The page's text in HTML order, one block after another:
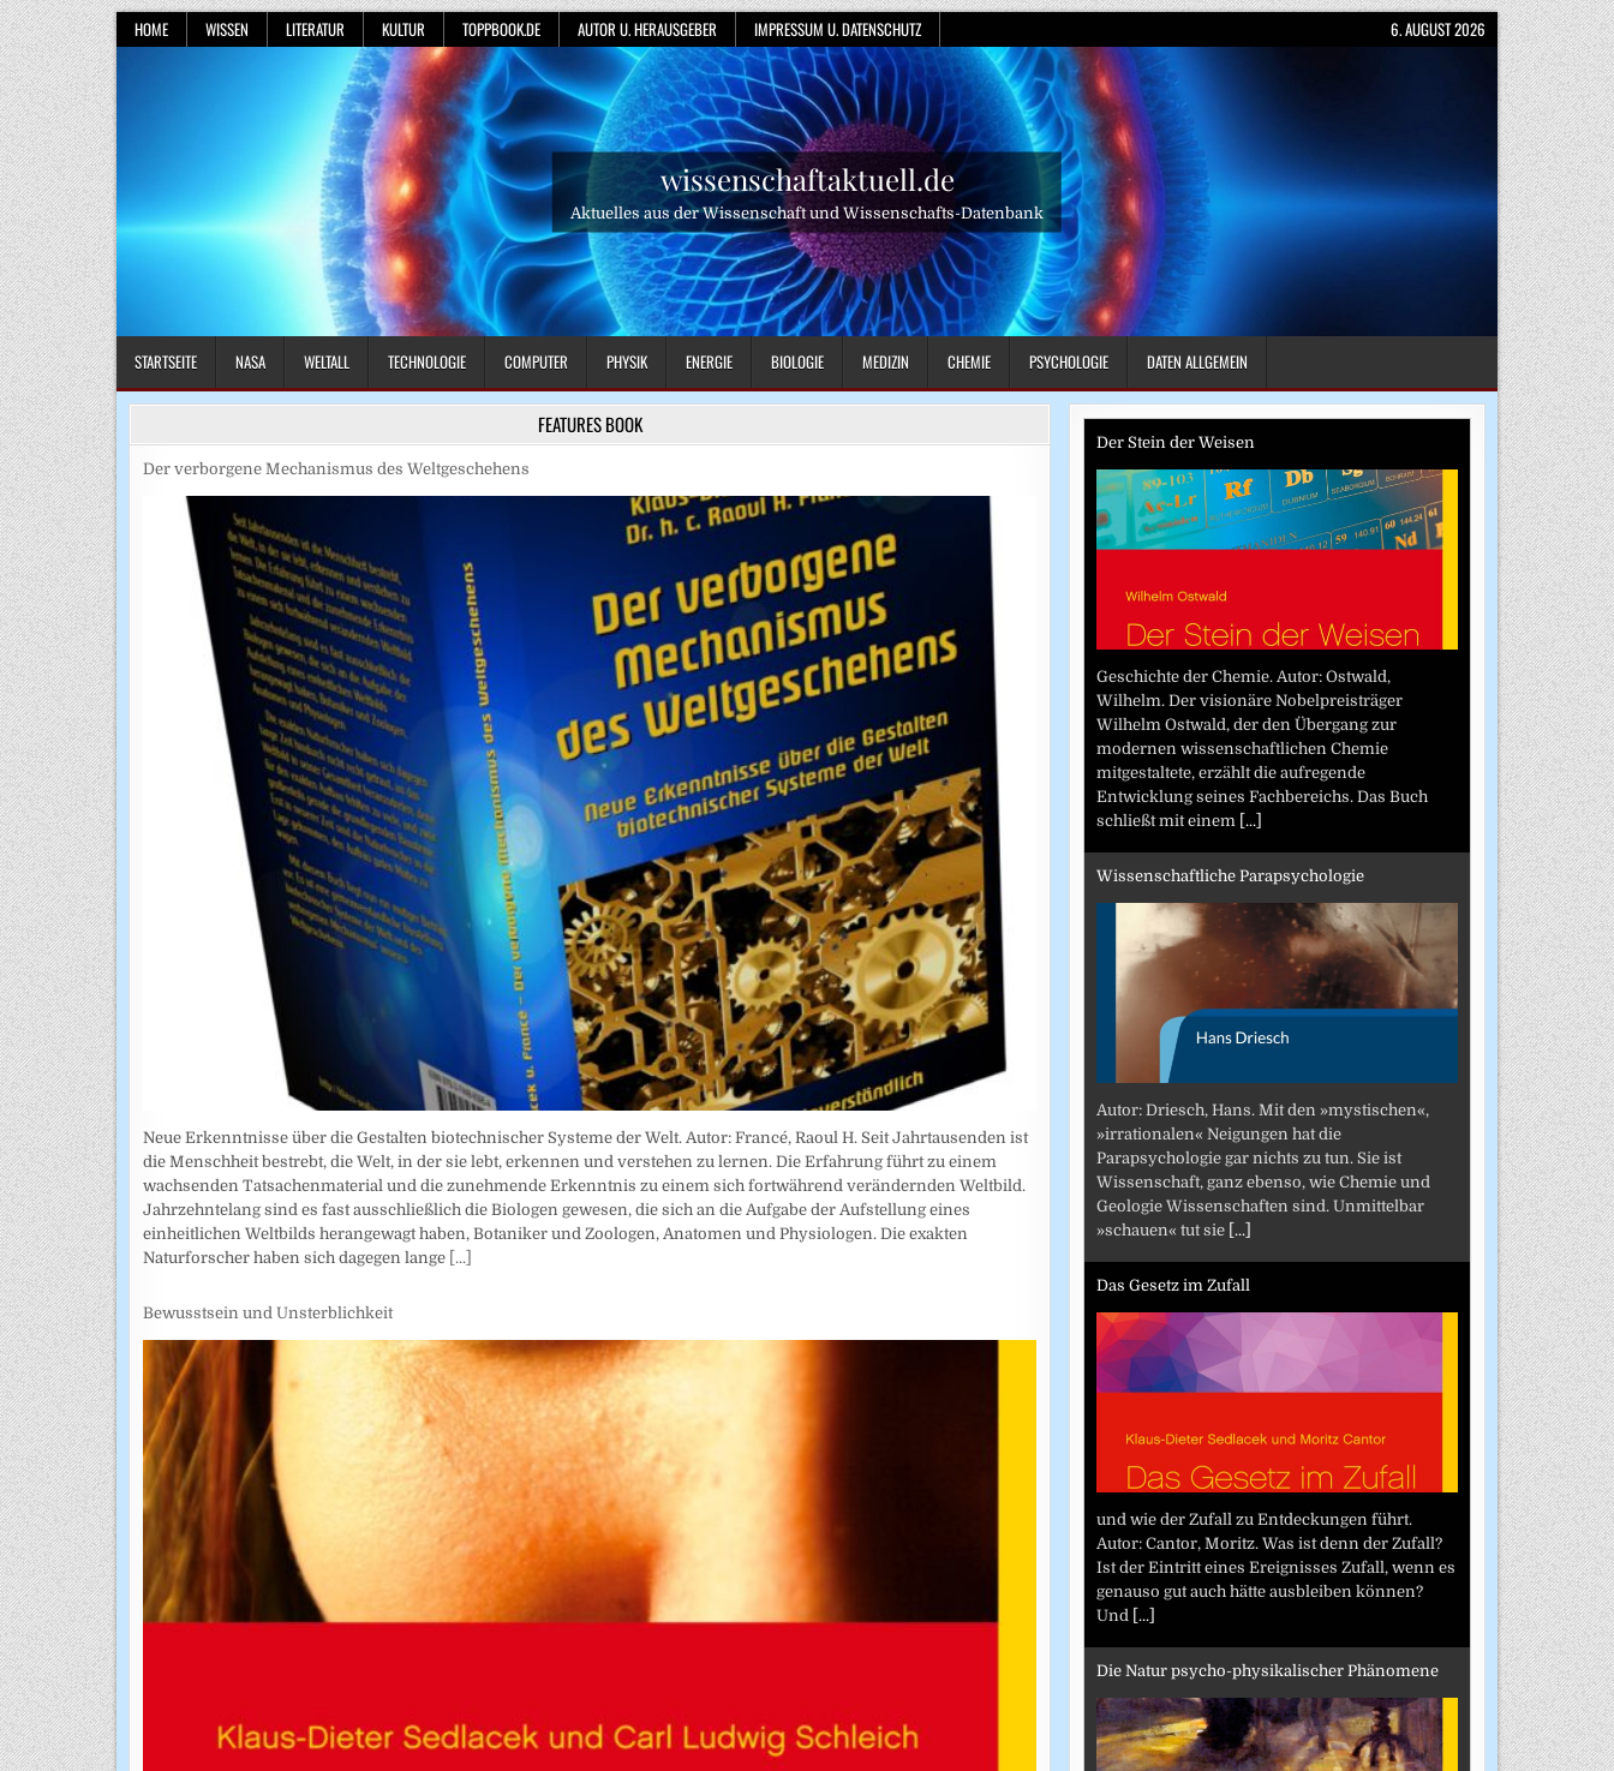
Skip
to
content
HOME WISSEN LITERATUR KULTUR TOPPBOOK.DE AUTOR U. HERAUSGEBER IMPRESSUM U. DATENSCHUTZ 6. AUGUST 2026
wissenschaftaktuell.de
Aktuelles aus der Wissenschaft und Wissenschafts-Datenbank
STARTSEITE NASA WELTALL TECHNOLOGIE COMPUTER PHYSIK ENERGIE BIOLOGIE MEDIZIN CHEMIE PSYCHOLOGIE DATEN ALLGEMEIN
FEATURES BOOK
Der verborgene Mechanismus des Weltgeschehens
Neue Erkenntnisse über die Gestalten biotechnischer Systeme der Welt. Autor: Francé, Raoul H. Seit Jahrtausenden ist
die Menschheit bestrebt, die Welt, in der sie lebt, erkennen und verstehen zu lernen. Die Erfahrung führt zu einem
wachsenden Tatsachenmaterial und die zunehmende Erkenntnis zu einem sich fortwährend verändernden Weltbild.
Jahrzehntelang sind es fast ausschließlich die Biologen gewesen, die sich an die Aufgabe der Aufstellung eines
einheitlichen Weltbilds herangewagt haben, Botaniker und Zoologen, Anatomen und Physiologen. Die exakten
Naturforscher haben sich dagegen lange [...]
Bewusstsein und Unsterblichkeit
Der Stein der Weisen
Geschichte der Chemie. Autor: Ostwald,
Wilhelm. Der visionäre Nobelpreisträger
Wilhelm Ostwald, der den Übergang zur
modernen wissenschaftlichen Chemie
mitgestaltete, erzählt die aufregende
Entwicklung seines Fachbereichs. Das Buch
schließt mit einem [...]
Wissenschaftliche Parapsychologie
Autor: Driesch, Hans. Mit den »mystischen«,
»irrationalen« Neigungen hat die
Parapsychologie gar nichts zu tun. Sie ist
Wissenschaft, ganz ebenso, wie Chemie und
Geologie Wissenschaften sind. Unmittelbar
»schauen« tut sie [...]
Das Gesetz im Zufall
und wie der Zufall zu Entdeckungen führt.
Autor: Cantor, Moritz. Was ist denn der Zufall?
Ist der Eintritt eines Ereignisses Zufall, wenn es
genauso gut auch hätte ausbleiben können?
Und [...]
Die Natur psycho-physikalischer Phänomene